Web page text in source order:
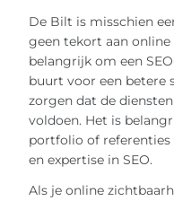
De Bilt is misschien
geen tekort aan
belangrijk om een
buurt voor een betere
zorgen dat de
voldoen. Het is
portfolio of referenties
en expertise in SEO.
Als je online